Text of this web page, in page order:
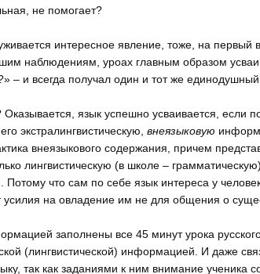
не помогает?
интересное явление, тоже, на
наблюдениям, уроах главным образом
– и всегда получал один и тот же
Оказывается, язык успешно усваивается, если
экстралингвистическую, внеязыковую
внеязыкового содержания, причем
лингвистическую (в школе –
Потому что сам по себе язык интереса у
усилия на овладение им не для общения о
заполнены все 45 минут урока
(лингвистической) информацией. И даже
так как заданиями к ним внимание ученика